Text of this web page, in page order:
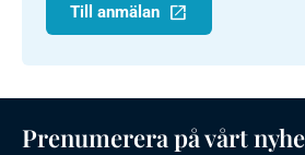
Till anmälan
Prenumerera på vårt